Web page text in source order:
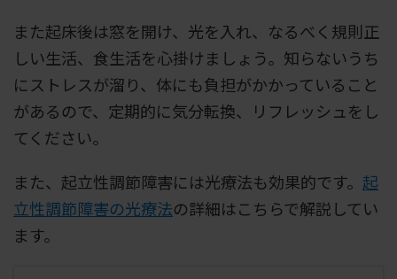
また起床後は窓を開け、光を入れ、なるべく規則正
しい生活、食生活を心掛けましょう。知らないうち
にストレスが溜り、体にも負担がかかっていること
があるので、定期的に気分転換、リフレッシュをし
てください。
また、起立性調節障害には光療法も効果的です。 起
立性調節障害の光療法の詳細はこちらで解説してい
ます。